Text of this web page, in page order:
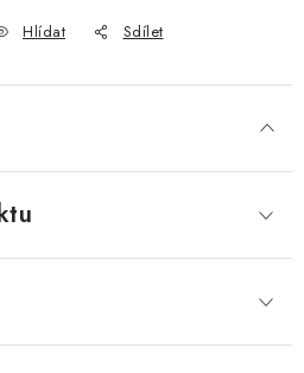
Hlídat Sdílet